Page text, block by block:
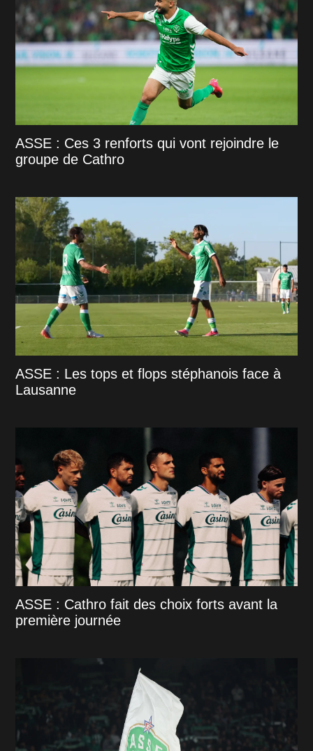
ASSE : Ces 3 renforts qui vont rejoindre le
groupe de Cathro
ASSE : Les tops et flops stéphanois face à
Lausanne
ASSE : Cathro fait des choix forts avant la
première journée